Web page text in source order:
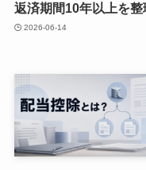
返済期間10年以上を整
2026-06-14